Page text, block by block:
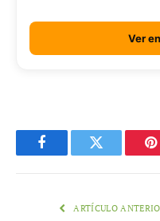
Ver
FacebookTwitter
ARTÍCULO